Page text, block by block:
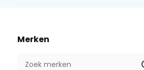
Merken